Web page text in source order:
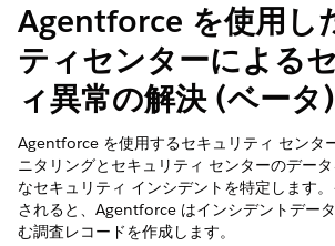
Agentforce を使用し
ティセンターによる
ィ異常の解決 (ベータ)
Agentforce を使用するセキュリティ センタ
ニタリングとセキュリティ センターのデー
なセキュリティ インシデントを特定します
されると、Agentforce はインシデントデー
む調査レコードを作成します。